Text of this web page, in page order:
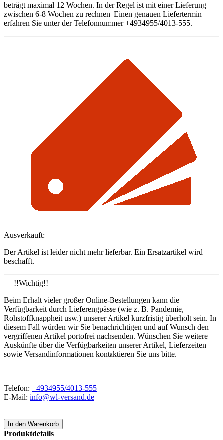
beträgt maximal 12 Wochen. In der Regel ist mit einer Lieferung
zwischen 6-8 Wochen zu rechnen. Einen genauen Liefertermin
erfahren Sie unter der Telefonnummer +4934955/4013-555.
Ausverkauft:
Der Artikel ist leider nicht mehr lieferbar. Ein Ersatzartikel wird
beschafft.
!!Wichtig!!
Beim Erhalt vieler großer Online-Bestellungen kann die
Verfügbarkeit durch Lieferengpässe (wie z. B. Pandemie,
Rohstoffknappheit usw.) unserer Artikel kurzfristig überholt sein. In
diesem Fall würden wir Sie benachrichtigen und auf Wunsch den
vergriffenen Artikel portofrei nachsenden. Wünschen Sie weitere
Auskünfte über die Verfügbarkeiten unserer Artikel, Lieferzeiten
sowie Versandinformationen kontaktieren Sie uns bitte.
Telefon: +4934955/4013-555
E-Mail: info@wl-versand.de
Produktdetails